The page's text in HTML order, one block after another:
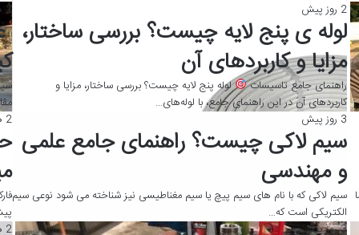
2 روز پیش
لوله ی پنج لایه چیست؟ بررسی ساختار،
مزایا و کاربردهای آن
راهنمای جامع تاسیسات
لوله پنج لایه چیست؟ بررسی ساختار، مزایا و
کاربردهای آن در این راهنمای جامع، با لوله‌های…
3 روز پیش
سیم لاکی چیست؟ راهنمای جامع علمی
و مهندسی
سیم لاکی که با نام های سیم پیچ یا سیم مغناطیسی نیز شناخته می شود نوعی سیم
الکتریکی است که…
3 روز پیش
2 هفته پیش
2 هفته پیش
2 هفته پیش